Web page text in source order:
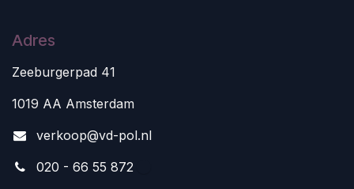
Adres
Zeeburgerpad 41
1019 AA Amsterdam
verkoop@vd-pol.nl
020 - 66 55 872